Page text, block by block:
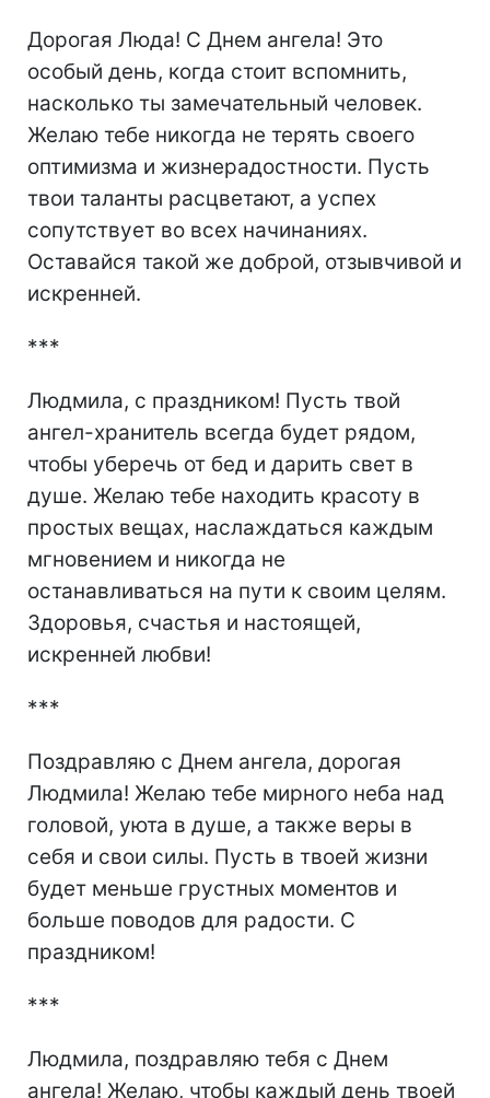
Дорогая Люда! С Днем ангела! Это
особый день, когда стоит вспомнить,
насколько ты замечательный человек.
Желаю тебе никогда не терять своего
оптимизма и жизнерадостности. Пусть
твои таланты расцветают, а успех
сопутствует во всех начинаниях.
Оставайся такой же доброй, отзывчивой и
искренней.
***
Людмила, с праздником! Пусть твой
ангел-хранитель всегда будет рядом,
чтобы уберечь от бед и дарить свет в
душе. Желаю тебе находить красоту в
простых вещах, наслаждаться каждым
мгновением и никогда не
останавливаться на пути к своим целям.
Здоровья, счастья и настоящей,
искренней любви!
***
Поздравляю с Днем ангела, дорогая
Людмила! Желаю тебе мирного неба над
головой, уюта в душе, а также веры в
себя и свои силы. Пусть в твоей жизни
будет меньше грустных моментов и
больше поводов для радости. С
праздником!
***
Людмила, поздравляю тебя с Днем
ангела! Желаю, чтобы каждый день твоей